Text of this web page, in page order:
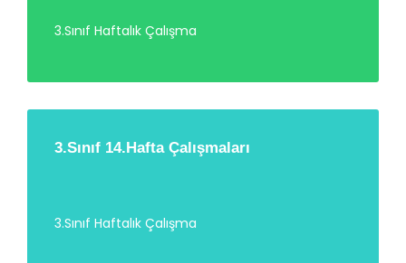
3.Sınıf Haftalık Çalışma
3.Sınıf 14.Hafta Çalışmaları
3.Sınıf Haftalık Çalışma